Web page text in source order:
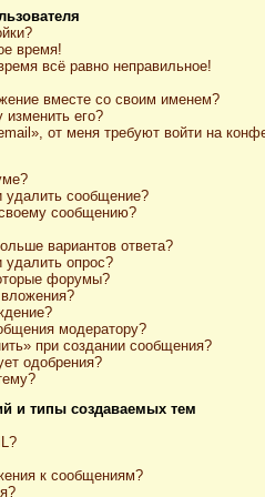
время!
всё равно неправильное!
вместе со своим именем?
изменить его?
от меня требуют войти на
удалить сообщение?
сообщению?
вариантов ответа?
удалить опрос?
форумы?
модератору?
при создании сообщения?
одобрения?
и типы создаваемых тем
к сообщениям?